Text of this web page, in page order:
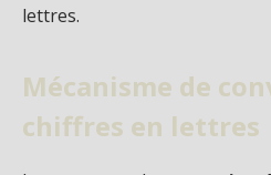
lettres.
Mécanisme de
chiffres en lettres